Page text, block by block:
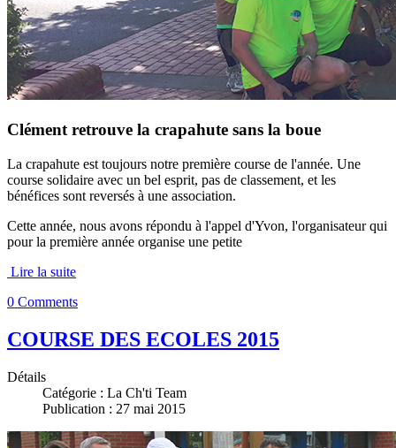
Clément retrouve la crapahute sans la boue
La crapahute est toujours notre première course de l'année. Une
course solidaire avec un bel esprit, pas de classement, et les
bénéfices sont reversés à une association.
Cette année, nous avons répondu à l'appel d'Yvon, l'organisateur qui
pour la première année organise une petite
Lire la suite
0 Comments
COURSE DES ECOLES 2015
Détails
Catégorie : La Ch'ti Team
Publication : 27 mai 2015